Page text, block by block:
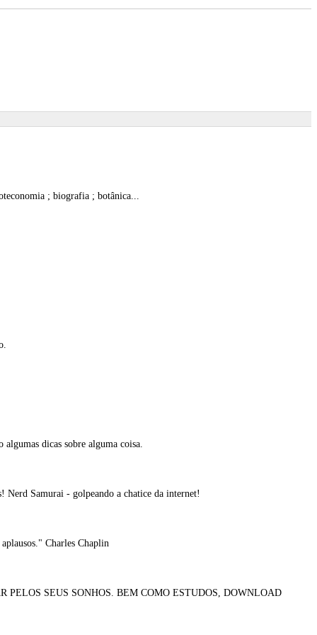
; biografia ; botânica...
dicas sobre alguma coisa.
Nerd Samurai - golpeando a chatice da internet!
Charles Chaplin
SEUS SONHOS. BEM COMO ESTUDOS, DOWNLOAD